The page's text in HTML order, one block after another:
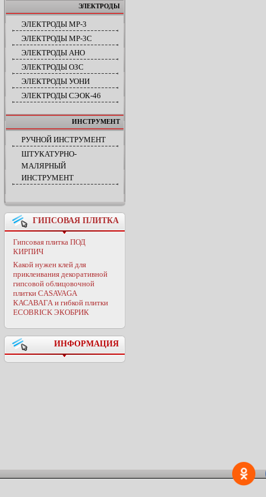
ЭЛЕКТРОДЫ
ЭЛЕКТРОДЫ МР-3
ЭЛЕКТРОДЫ МР-3С
ЭЛЕКТРОДЫ АНО
ЭЛЕКТРОДЫ ОЗС
ЭЛЕКТРОДЫ УОНИ
ЭЛЕКТРОДЫ СЭОК-46
ИНСТРУМЕНТ
РУЧНОЙ ИНСТРУМЕНТ
ШТУКАТУРНО-
МАЛЯРНЫЙ
ИНСТРУМЕНТ
ГИПСОВАЯ ПЛИТКА
Гипсовая плитка ПОД
КИРПИЧ
Какой нужен клей для
приклеивания декоративной
гипсовой облицовочной
плитки CASAVAGA
КАСАВАГА и гибкой плитки
ECOBRICK ЭКОБРИК
ИНФОРМАЦИЯ